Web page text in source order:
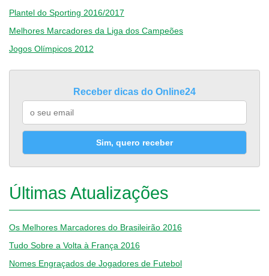
Plantel do Sporting 2016/2017
Melhores Marcadores da Liga dos Campeões
Jogos Olímpicos 2012
Receber dicas do Online24
Sim, quero receber
Últimas Atualizações
Os Melhores Marcadores do Brasileirão 2016
Tudo Sobre a Volta à França 2016
Nomes Engraçados de Jogadores de Futebol